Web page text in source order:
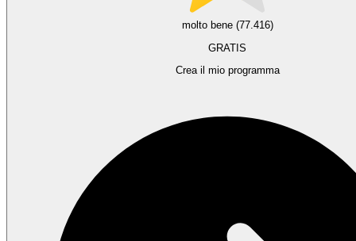
molto bene (77.416)
GRATIS
Crea il mio programma